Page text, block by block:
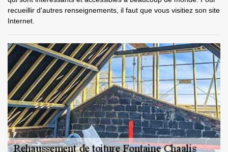
recueillir d'autres renseignements, il faut que vous visitiez son site
Internet.